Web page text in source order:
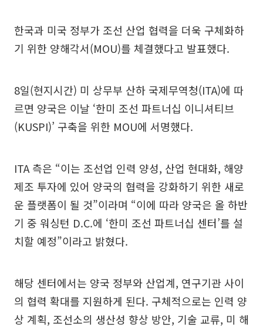
한국과 미국 정부가 조선 산업 협력을 더욱 구체화하
기 위한 양해각서(MOU)를 체결했다고 발표했다.
8일(현지시간) 미 상무부 산하 국제무역청(ITA)에 따
르면 양국은 이날 ‘한미 조선 파트너십 이니셔티브
(KUSPI)’ 구축을 위한 MOU에 서명했다.
ITA 측은 “이는 조선업 인력 양성, 산업 현대화, 해양
제조 투자에 있어 양국의 협력을 강화하기 위한 새로
운 플랫폼이 될 것”이라며 “이에 따라 양국은 올 하반
기 중 워싱턴 D.C.에 ‘한미 조선 파트너십 센터’를 설
치할 예정”이라고 밝혔다.
해당 센터에서는 양국 정부와 산업계, 연구기관 사이
의 협력 확대를 지원하게 된다. 구체적으로는 인력 양
상 계획, 조선소의 생산성 향상 방안, 기술 교류, 미 해